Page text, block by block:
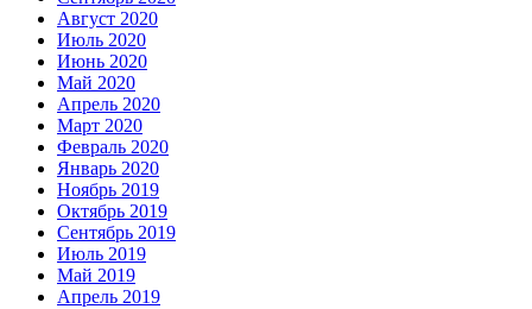
Август 2020
Июль 2020
Июнь 2020
Май 2020
Апрель 2020
Март 2020
Февраль 2020
Январь 2020
Ноябрь 2019
Октябрь 2019
Сентябрь 2019
Июль 2019
Май 2019
Апрель 2019